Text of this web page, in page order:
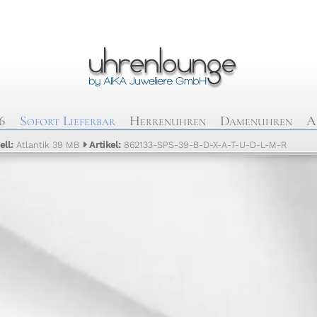
Sofort Lieferbar Herrenuhren Damenuhren
Atlantik 39 MB Artikel: 862133-SPS-39-B-D-X-A-T-U-D-L-M-R